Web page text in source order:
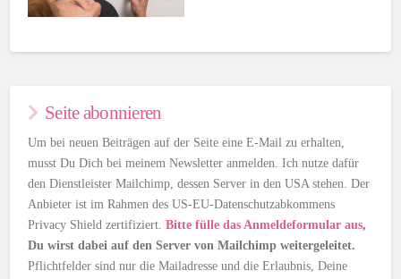
Seite abonnieren
Um bei neuen Beiträgen auf der Seite eine E-Mail zu erhalten,
musst Du Dich bei meinem Newsletter anmelden. Ich nutze dafür
den Dienstleister Mailchimp, dessen Server in den USA stehen. Der
Anbieter ist im Rahmen des US-EU-Datenschutzabkommens
Privacy Shield zertifiziert.Bitte fülle das Anmeldeformular aus,
Du wirst dabei auf den Server von Mailchimp weitergeleitet.
Pflichtfelder sind nur die Mailadresse und die Erlaubnis, Deine